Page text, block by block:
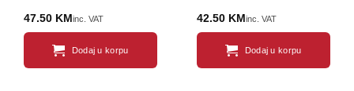
47.50 KM inc. VAT
Dodaj u korpu
42.50 KM inc. VAT
Dodaj u korpu